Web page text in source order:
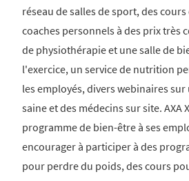
réseau de salles de sport, des
coaches personnels à des prix très
de physiothérapie et une salle de
l'exercice, un service de nutrition
les employés, divers webinaires
saine et des médecins sur site. AXA
programme de bien-être à ses
encourager à participer à des
pour perdre du poids, des cours